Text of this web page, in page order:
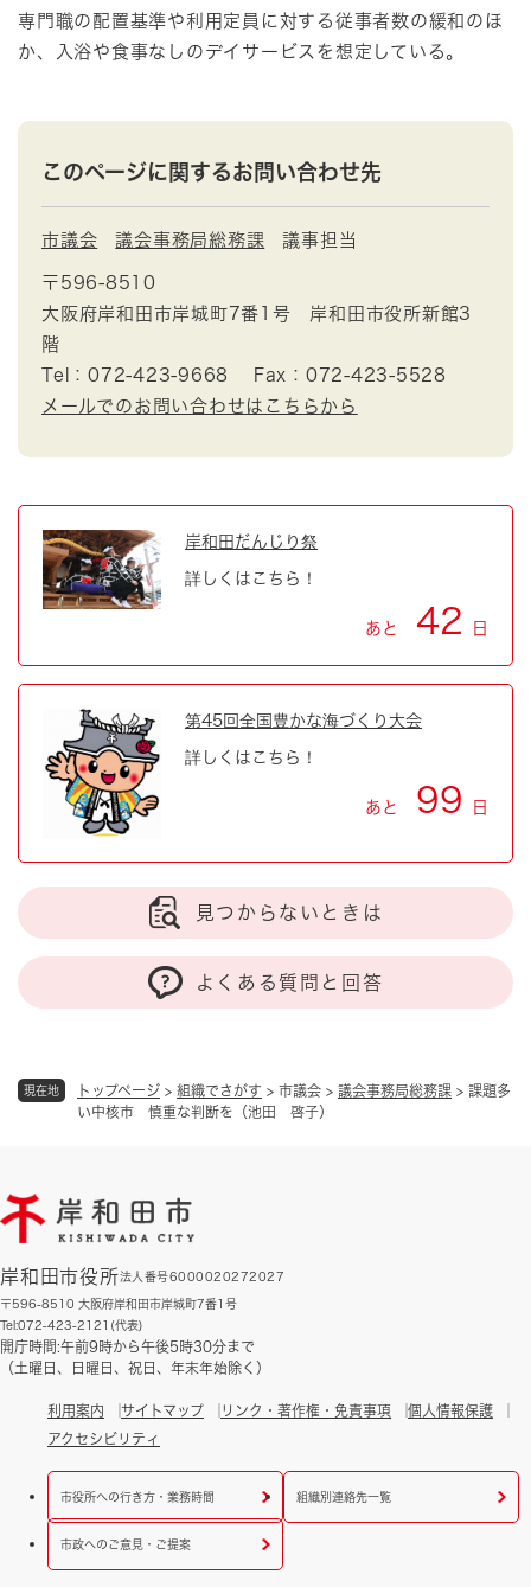
現在地 トップページ > 組織でさがす > 市議会 > 議会事務局総務課 > 課題多
い中核市 慎重な判断を（池田 啓子）
専門職の配置基準や利用定員に対する従事者数の緩和のほ
か、入浴や食事なしのデイサービスを想定している。
このページに関するお問い合わせ先
市議会 議会事務局総務課 議事担当
〒596-8510
大阪府岸和田市岸城町7番1号 岸和田市役所新館3
階
Tel：072-423-9668
Fax：072-423-5528
メールでのお問い合わせはこちらから
岸和田だんじり祭
詳しくはこちら！
あと 42 日
第45回全国豊かな海づくり大会
詳しくはこちら！
あと 99 日
見つからないときは
よくある質問と回答
岸和田市役所法人番号6000020272027
〒596-8510 大阪府岸和田市岸城町7番1号
Tel:072-423-2121(代表)
開庁時間:午前9時から午後5時30分まで
（土曜日、日曜日、祝日、年末年始除く）
利用案内 サイトマップ リンク・著作権・免責事項
個人情報保護
アクセシビリティ
市役所への行き方・業務時間 組織別連絡先一覧
市政へのご意見・ご提案